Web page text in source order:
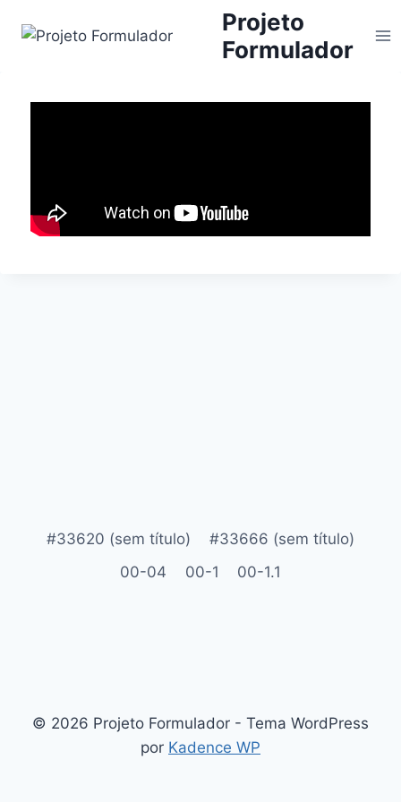
Projeto
Formulador
#33620 (sem título)
#33666 (sem título)
00-04
00-1 00-1.1
© 2026 Projeto Formulador - Tema WordPress
por Kadence WP